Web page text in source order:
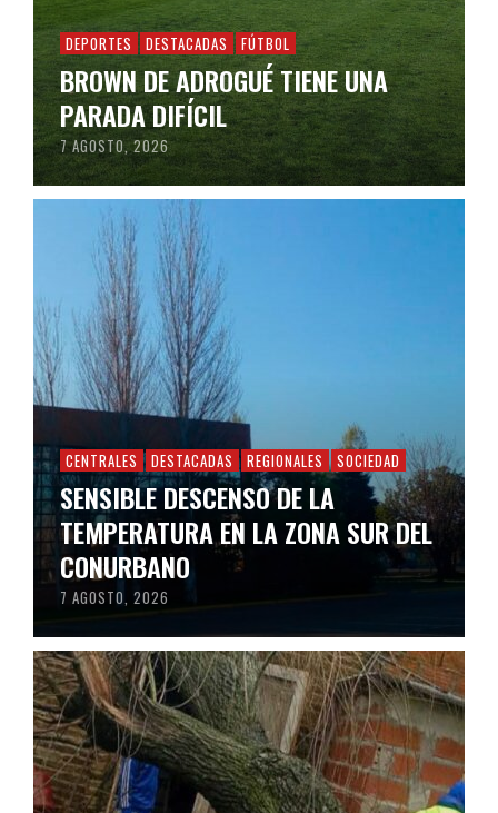
DEPORTES DESTACADAS FÚTBOL
BROWN DE ADROGUÉ TIENE UNA
PARADA DIFÍCIL
7 AGOSTO, 2026
CENTRALES DESTACADAS REGIONALES SOCIEDAD
SENSIBLE DESCENSO DE LA
TEMPERATURA EN LA ZONA SUR DEL
CONURBANO
7 AGOSTO, 2026